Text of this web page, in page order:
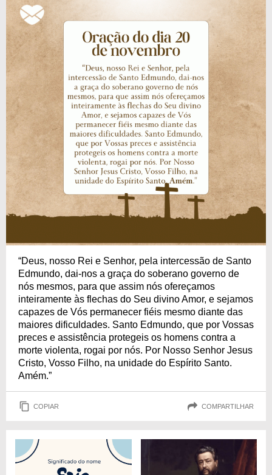
“Deus, nosso Rei e Senhor, pela intercessão de Santo
Edmundo, dai-nos a graça do soberano governo de
nós mesmos, para que assim nós ofereçamos
inteiramente às flechas do Seu divino Amor, e sejamos
capazes de Vós permanecer fiéis mesmo diante das
maiores dificuldades. Santo Edmundo, que por Vossas
preces e assistência protegeis os homens contra a
morte violenta, rogai por nós. Por Nosso Senhor Jesus
Cristo, Vosso Filho, na unidade do Espírito Santo.
Amém.”
COPIAR COMPARTILHAR